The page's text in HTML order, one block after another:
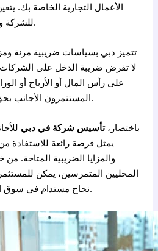
الأعمال التجارية الخاصة بك.
للشركة وتوفير رأس المال المطلوب.
تتميز دبي بسياسات ضريبية مرنة
لا تفرض ضريبة الدخل على الشركات
على رأس المال أو الأرباح أو
المستثمرون الأجانب بحق الملكية الكاملة لشركاتهم.
باختصار،تأسيس شركة في دبي
يمثل فرصة رائعة للاستفادة من
والمزايا الضريبية المتاحة.
المحليين المتمرسين، يمكن
نجاح مستدام في سوق الأعمال الديناميكي في دبي.